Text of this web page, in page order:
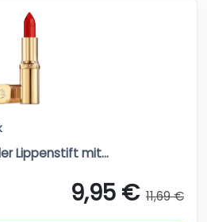
Lippenstift mit...
9,95 € 11,69 €